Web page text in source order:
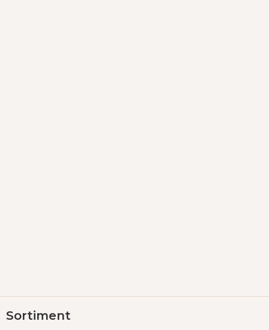
áSortiment